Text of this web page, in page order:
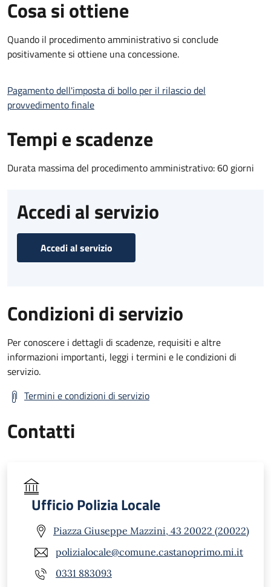
Cosa si ottiene
Quando il procedimento amministrativo si conclude
positivamente si ottiene una concessione.
Pagamento dell'imposta di bollo per il rilascio del
provvedimento finale
Tempi e scadenze
Durata massima del procedimento amministrativo: 60 giorni
Accedi al servizio
Accedi al servizio
Condizioni di servizio
Per conoscere i dettagli di scadenze, requisiti e altre
informazioni importanti, leggi i termini e le condizioni di
servizio.
Termini e condizioni di servizio
Contatti
Ufficio Polizia Locale
Piazza Giuseppe Mazzini, 43 20022 (20022)
polizialocale@comune.castanoprimo.mi.it
0331 883093